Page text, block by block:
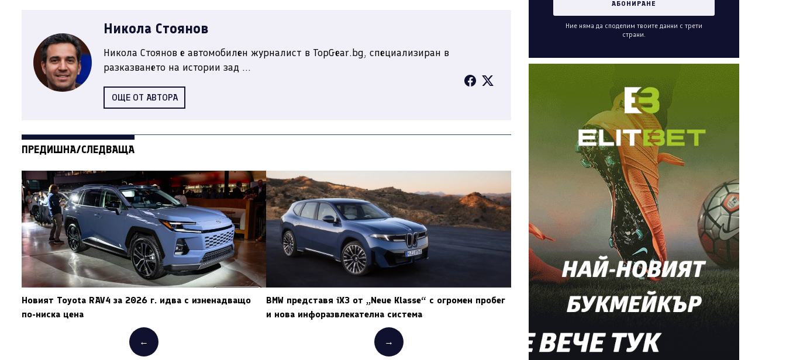
Никола Стоянов
Никола Стоянов е автомобилен журналист в TopGear.bg, специализиран в
разказването на истории зад ...
ОЩЕ ОТ АВТОРА
ПРЕДИШНА/СЛЕДВАЩА
Новият Toyota RAV4 за 2026 г. идва с изненадващо
по-ниска цена
←
BMW представя iX3 от „Neue Klasse“ с огромен пробег
и нова инфоразвлекателна система
→
Ние няма да споделим твоите данни с трети
страни.